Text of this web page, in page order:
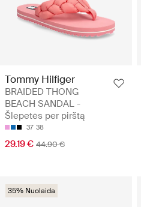
Tommy Hilfiger
BRAIDED THONG
BEACH SANDAL -
Šlepetės per pirštą
37 38
29.19 € 44.90 €
35% Nuolaida